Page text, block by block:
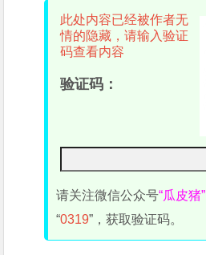
此处内容已经被作者无
情的隐藏，请输入验证
码查看内容
验证码：
请关注微信公众号“瓜皮猪”
“0319”，获取验证码。